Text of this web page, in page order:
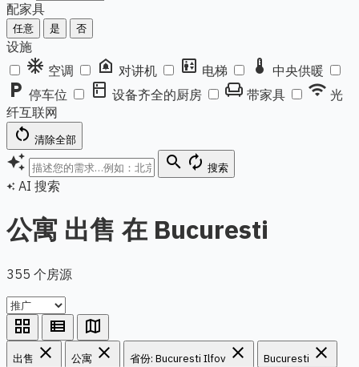
配家具
任意 是 否
设施
ac_unit 空调 doorbell 对讲机 elevator 电梯 thermostat 中央供暖
local_parking 停车位 kitchen 设备齐全的厨房 chair 带家具 wifi 光
纤互联网
restart_alt 清除全部
auto_awesome search autorenew 搜索
auto_awesome AI 搜索
公寓 出售 在 Bucuresti
355 个房源
grid_view view_list map
出售 close 公寓 close 省份: Bucuresti Ilfov close Bucuresti close